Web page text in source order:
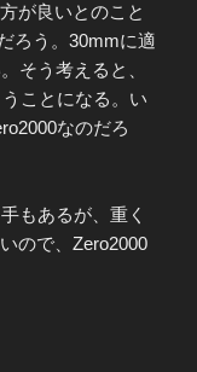
が良いとのこと
ろう。30mmに適
そう考えると、
ことになる。い
なのだろ
もあるが、重く
ので、Zero2000